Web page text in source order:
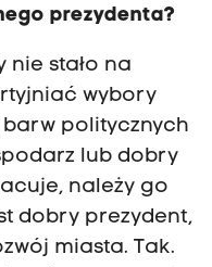
prezydenta?
nie stało na
wybory
politycznych
lub dobry
należy go
dobry prezydent,
miasta. Tak.